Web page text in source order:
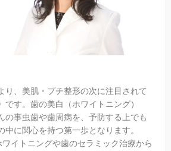
り、美肌・プチ整形の次に注目されて
です。歯の美白（ホワイトニング）
の事虫歯や歯周病を、予防する上でも
中に関心を持つ第一歩となります。
イトニングや歯のセラミック治療から